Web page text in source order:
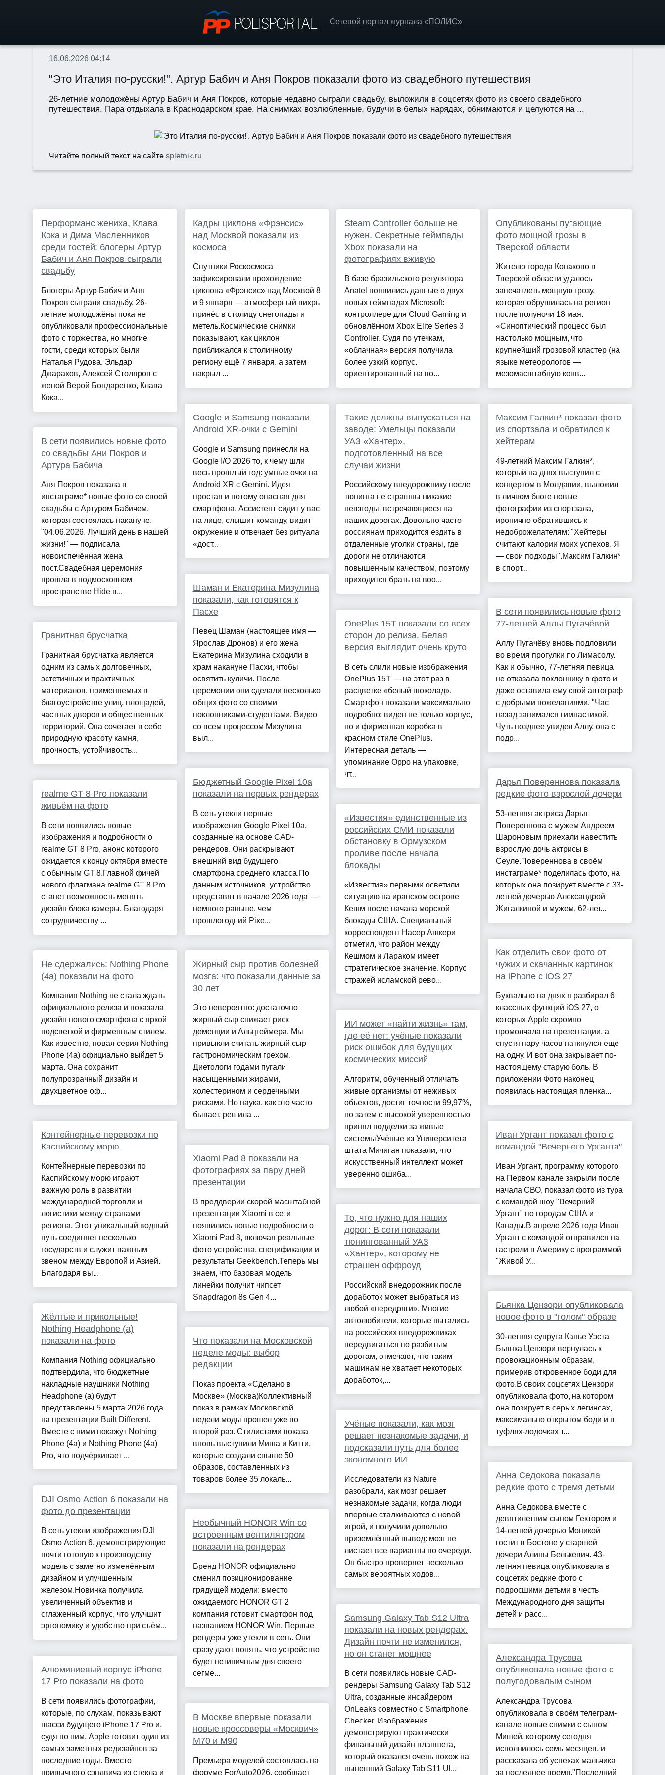
Сетевой портал журнала «ПОЛИС»
16.06.2026 04:14
"Это Италия по-русски!". Артур Бабич и Аня Покров показали фото из свадебного путешествия
26-летние молодожёны Артур Бабич и Аня Покров, которые недавно сыграли свадьбу, выложили в соцсетях фото из своего свадебного
путешествия. Пара отдыхала в Краснодарском крае. На снимках возлюбленные, будучи в белых нарядах, обнимаются и целуются на ...
Читайте полный текст на сайтеspletnik.ru
Перформанс жениха, Клава
Кока и Дима Масленников
среди гостей: блогеры Артур
Бабич и Аня Покров сыграли
свадьбу
Блогеры Артур Бабич и Аня
Покров сыграли свадьбу. 26-
летние молодожёны пока не
опубликовали профессиональные
фото с торжества, но многие
гости, среди которых были
Наталья Рудова, Эльдар
Джарахов, Алексей Столяров с
женой Верой Бондаренко, Клава
Кока...
В сети появились новые фото
со свадьбы Ани Покров и
Артура Бабича
Аня Покров показала в
инстаграме* новые фото со своей
свадьбы с Артуром Бабичем,
которая состоялась накануне.
"04.06.2026. Лучший день в нашей
жизни!" — подписала
новоиспечённая жена
пост.Свадебная церемония
прошла в подмосковном
пространстве Hide в...
Гранитная брусчатка
Гранитная брусчатка является
одним из самых долговечных,
эстетичных и практичных
материалов, применяемых в
благоустройстве улиц, площадей,
частных дворов и общественных
территорий. Она сочетает в себе
природную красоту камня,
прочность, устойчивость...
realme GT 8 Pro показали
живьём на фото
В сети появились новые
изображения и подробности о
realme GT 8 Pro, анонс которого
ожидается к концу октября вместе
с обычным GT 8.Главной фичей
нового флагмана realme GT 8 Pro
станет возможность менять
дизайн блока камеры. Благодаря
сотрудничеству ...
Не сдержались: Nothing Phone
(4a) показали на фото
Компания Nothing не стала ждать
официального релиза и показала
дизайн нового смартфона с яркой
подсветкой и фирменным стилем.
Как известно, новая серия Nothing
Phone (4a) официально выйдет 5
марта. Она сохранит
полупрозрачный дизайн и
двухцветное оф...
Контейнерные перевозки по
Каспийскому морю
Контейнерные перевозки по
Каспийскому морю играют
важную роль в развитии
международной торговли и
логистики между странами
региона. Этот уникальный водный
путь соединяет несколько
государств и служит важным
звеном между Европой и Азией.
Благодаря вы...
Жёлтые и прикольные!
Nothing Headphone (a)
показали на фото
Компания Nothing официально
подтвердила, что бюджетные
накладные наушники Nothing
Headphone (a) будут
представлены 5 марта 2026 года
на презентации Built Different.
Вместе с ними покажут Nothing
Phone (4a) и Nothing Phone (4a)
Pro, что подчёркивает ...
DJI Osmo Action 6 показали на
фото до презентации
В сеть утекли изображения DJI
Osmo Action 6, демонстрирующие
почти готовую к производству
модель с заметно изменённым
дизайном и улучшенным
железом.Новинка получила
увеличенный объектив и
сглаженный корпус, что улучшит
эргономику и удобство при съём...
Алюминиевый корпус iPhone
17 Pro показали на фото
В сети появились фотографии,
которые, по слухам, показывают
шасси будущего iPhone 17 Pro и,
судя по ним, Apple готовит один из
самых заметных редизайнов за
последние годы. Вместо
привычного сэндвича из стекла и
Кадры циклона «Фрэнсис»
над Москвой показали из
космоса
Спутники Роскосмоса
зафиксировали прохождение
циклона «Фрэнсис» над Москвой 8
и 9 января — атмосферный вихрь
принёс в столицу снегопады и
метель.Космические снимки
показывают, как циклон
приближался к столичному
региону ещё 7 января, а затем
накрыл ...
Google и Samsung показали
Android XR-очки с Gemini
Google и Samsung принесли на
Google I/O 2026 то, к чему шли
весь прошлый год: умные очки на
Android XR с Gemini. Идея
простая и потому опасная для
смартфона. Ассистент сидит у вас
на лице, слышит команду, видит
окружение и отвечает без ритуала
«дост...
Шаман и Екатерина Мизулина
показали, как готовятся к
Пасхе
Певец Шаман (настоящее имя —
Ярослав Дронов) и его жена
Екатерина Мизулина сходили в
храм накануне Пасхи, чтобы
освятить куличи. После
церемонии они сделали несколько
общих фото со своими
поклонниками-студентами. Видео
со всем процессом Мизулина
выл...
Бюджетный Google Pixel 10a
показали на первых рендерах
В сеть утекли первые
изображения Google Pixel 10a,
созданные на основе CAD-
рендеров. Они раскрывают
внешний вид будущего
смартфона среднего класса.По
данным источников, устройство
представят в начале 2026 года —
немного раньше, чем
прошлогодний Pixe...
Жирный сыр против болезней
мозга: что показали данные за
30 лет
Это невероятно: достаточно
жирный сыр снижает риск
деменции и Альцгеймера. Мы
привыкли считать жирный сыр
гастрономическим грехом.
Диетологи годами пугали
насыщенными жирами,
холестерином и сердечными
рисками. Но наука, как это часто
бывает, решила ...
Xiaomi Pad 8 показали на
фотографиях за пару дней
презентации
В преддверии скорой масштабной
презентации Xiaomi в сети
появились новые подробности о
Xiaomi Pad 8, включая реальные
фото устройства, спецификации и
результаты Geekbench.Теперь мы
знаем, что базовая модель
линейки получит чипсет
Snapdragon 8s Gen 4...
Что показали на Московской
неделе моды: выбор
редакции
Показ проекта «Сделано в
Москве» (Москва)Коллективный
показ в рамках Московской
недели моды прошел уже во
второй раз. Стилистами показа
вновь выступили Миша и Китти,
которые создали свыше 50
образов, составленных из
товаров более 35 локаль...
Необычный HONOR Win со
встроенным вентилятором
показали на рендерах
Бренд HONOR официально
сменил позиционирование
грядущей модели: вместо
ожидаемого HONOR GT 2
компания готовит смартфон под
названием HONOR Win. Первые
рендеры уже утекли в сеть. Они
сразу дают понять, что устройство
будет нетипичным для своего
сегме...
В Москве впервые показали
новые кроссоверы «Москвич»
М70 и М90
Премьера моделей состоялась на
форуме ForAuto2026, сообщает
Steam Controller больше не
нужен. Секретные геймпады
Xbox показали на
фотографиях вживую
В базе бразильского регулятора
Anatel появились данные о двух
новых геймпадах Microsoft:
контроллере для Cloud Gaming и
обновлённом Xbox Elite Series 3
Controller. Судя по утечкам,
«облачная» версия получила
более узкий корпус,
ориентированный на по...
Такие должны выпускаться на
заводе: Умельцы показали
УАЗ «Хантер»,
подготовленный на все
случаи жизни
Российскому внедорожнику после
тюнинга не страшны никакие
невзгоды, встречающиеся на
наших дорогах. Довольно часто
россиянам приходится ездить в
отдаленные уголки страны, где
дороги не отличаются
повышенным качеством, поэтому
приходится брать на воо...
OnePlus 15T показали со всех
сторон до релиза. Белая
версия выглядит очень круто
В сеть слили новые изображения
OnePlus 15T — на этот раз в
расцветке «белый шоколад».
Смартфон показали максимально
подробно: виден не только корпус,
но и фирменная коробка в
красном стиле OnePlus.
Интересная деталь —
упоминание Oppo на упаковке,
чт...
«Известия» единственные из
российских СМИ показали
обстановку в Ормузском
проливе после начала
блокады
«Известия» первыми осветили
ситуацию на иранском острове
Кешм после начала морской
блокады США. Специальный
корреспондент Насер Ашкери
отметил, что район между
Кешмом и Лараком имеет
стратегическое значение. Корпус
стражей исламской рево...
ИИ может «найти жизнь» там,
где её нет: учёные показали
риск ошибок для будущих
космических миссий
Алгоритм, обученный отличать
живые организмы от неживых
объектов, достиг точности 99,97%,
но затем с высокой уверенностью
принял подделки за живые
системыУчёные из Университета
штата Мичиган показали, что
искусственный интеллект может
уверенно ошиба...
То, что нужно для наших
дорог: В сети показали
тюнингованный УАЗ
«Хантер», которому не
страшен оффроуд
Российский внедорожник после
доработок может выбраться из
любой «передряги». Многие
автолюбители, которые пытались
на российских внедорожниках
передвигаться по разбитым
дорогам, отмечают, что таким
машинам не хватает некоторых
доработок,...
Учёные показали, как мозг
решает незнакомые задачи, и
подсказали путь для более
экономного ИИ
Исследователи из Nature
разобрали, как мозг решает
незнакомые задачи, когда люди
впервые сталкиваются с новой
игрой, и получили довольно
приземлённый вывод: мозг не
листает все варианты по очереди.
Он быстро проверяет несколько
самых вероятных ходов...
Samsung Galaxy Tab S12 Ultra
показали на новых рендерах.
Дизайн почти не изменился,
но он станет мощнее
В сети появились новые CAD-
рендеры Samsung Galaxy Tab S12
Ultra, созданные инсайдером
OnLeaks совместно с Smartphone
Checker. Изображения
демонстрируют практически
финальный дизайн планшета,
который оказался очень похож на
нынешний Galaxy Tab S11 Ul...
Опубликованы пугающие
фото мощной грозы в
Тверской области
Жителю города Конаково в
Тверской области удалось
запечатлеть мощную грозу,
которая обрушилась на регион
после полуночи 18 мая.
«Синоптический процесс был
настолько мощным, что
крупнейший грозовой кластер (на
языке метеорологов —
мезомасштабную конв...
Максим Галкин* показал фото
из спортзала и обратился к
хейтерам
49-летний Максим Галкин*,
который на днях выступил с
концертом в Молдавии, выложил
в личном блоге новые
фотографии из спортзала,
иронично обратившись к
недоброжелателям: "Хейтеры
считают калории моих успехов. Я
— свои подходы".Максим Галкин*
в спорт...
В сети появились новые фото
77-летней Аллы Пугачёвой
Аллу Пугачёву вновь подловили
во время прогулки по Лимасолу.
Как и обычно, 77-летняя певица
не отказала поклоннику в фото и
даже оставила ему свой автограф
с добрыми пожеланиями. "Час
назад занимался гимнастикой.
Чуть позднее увидел Аллу, она с
подр...
Дарья Повереннова показала
редкие фото взрослой дочери
53-летняя актриса Дарья
Повереннова с мужем Андреем
Шароновым приехали навестить
взрослую дочь актрисы в
Сеуле.Повереннова в своём
инстаграме* поделилась фото, на
которых она позирует вместе с 33-
летней дочерью Александрой
Жигалкиной и мужем, 62-лет...
Как отделить свои фото от
чужих и скачанных картинок
на iPhone с iOS 27
Буквально на днях я разбирал 6
классных функций iOS 27, о
которых Apple скромно
промолчала на презентации, а
спустя пару часов наткнулся еще
на одну. И вот она закрывает по-
настоящему старую боль. В
приложении Фото наконец
появилась настоящая пленка...
Иван Ургант показал фото с
командой "Вечернего Урганта"
Иван Ургант, программу которого
на Первом канале закрыли после
начала СВО, показал фото из тура
с командой шоу "Вечерний
Ургант" по городам США и
Канады.В апреле 2026 года Иван
Ургант с командой отправился на
гастроли в Америку с программой
"Живой У...
Бьянка Цензори опубликовала
новое фото в "голом" образе
30-летняя супруга Канье Уэста
Бьянка Цензори вернулась к
провокационным образам,
примерив откровенное боди для
фото.В своих соцсетях Цензори
опубликовала фото, на котором
она позирует в серых легинсах,
максимально открытом боди и в
туфлях-лодочках т...
Анна Седокова показала
редкие фото с тремя детьми
Анна Седокова вместе с
девятилетним сыном Гектором и
14-летней дочерью Моникой
гостит в Бостоне у старшей
дочери Алины Белькевич. 43-
летняя певица опубликовала в
соцсетях редкие фото с
подросшими детьми в честь
Международного дня защиты
детей и расс...
Александра Трусова
опубликовала новые фото с
полугодовалым сыном
Александра Трусова
опубликовала в своём телеграм-
канале новые снимки с сыном
Мишей, которому сегодня
исполнилось семь месяцев, и
рассказала об успехах мальчика
за последнее время."Последний